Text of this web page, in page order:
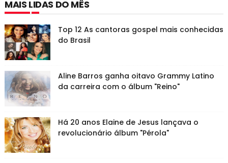
MAIS LIDAS DO MÊS
Top 12 As cantoras gospel mais conhecidas
do Brasil
Aline Barros ganha oitavo Grammy Latino
da carreira com o álbum "Reino"
Há 20 anos Elaine de Jesus lançava o
revolucionário álbum "Pérola"